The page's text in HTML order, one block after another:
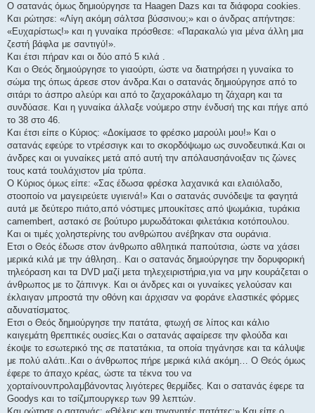
Ο σατανάς όμως δημιούργησε τα Haagen Dazs και τα διάφορα cookies.
Και ρώτησε: «Λίγη ακόμη σάλτσα βύσσινου;» και ο άνδρας απήντησε:
«Ευχαρίστως!» και η γυναίκα πρόσθεσε: «Παρακαλώ για μένα άλλη μια
ζεστή βάφλα με σαντιγύ!».
Και έτσι πήραν και οι δύο από 5 κιλά .
Και ο Θεός δημιούργησε το γιαούρτι, ώστε να διατηρήσει η γυναίκα το
σώμα της όπως άρεσε στον άνδρα.Και ο σατανάς δημιούργησε από το
σιτάρι το άσπρο αλεύρι και από το ζαχαροκάλαμο τη ζάχαρη και τα
συνδύασε. Και η γυναίκα άλλαξε νούμερο στην ένδυσή της και πήγε από
το 38 στο 46.
Και έτσι είπε ο Κύριος: «Δοκίμασε το φρέσκο μαρούλι μου!» Και ο
σατανάς εφεύρε το ντρέσσιγκ και το σκορδόψωμο ως συνοδευτικά.Και οι
άνδρες και οι γυναίκες μετά από αυτή την απόλαυσηάνοιξαν τις ζώνες
τους κατά τουλάχιστον μία τρύπα.
Ο Κύριος όμως είπε: «Σας έδωσα φρέσκα λαχανικά και ελαιόλαδο,
στοοποίο να μαγειρεύετε υγιεινά!» Και ο σατανάς συνόδεψε τα φαγητά
αυτά με δεύτερο πιάτο,από νόστιμες μπουκίτσες από ψωμάκια, τυράκια
camembert, αστακό σε βούτυρο μυρωδάτοκαι φιλετάκια κοτόπουλου.
Και οι τιμές χοληστερίνης του ανθρώπου ανέβηκαν στα ουράνια.
Ετσι ο Θεός έδωσε στον άνθρωπο αθλητικά παπούτσια, ώστε να χάσει
μερικά κιλά με την άθληση.. Και ο σατανάς δημιούργησε την δορυφορική
τηλεόραση και τα DVD μαζί μετα τηλεχειριστήρια,για να μην κουράζεται ο
άνθρωπος με το ζάπινγκ. Και οι άνδρες και οι γυναίκες γελούσαν και
έκλαιγαν μπροστά την οθόνη και άρχισαν να φοράνε ελαστικές φόρμες
αδυνατίσματος.
Ετσι ο Θεός δημιούργησε την πατάτα, φτωχή σε λίπος και κάλιο
καιγεμάτη θρεπτικές ουσίες.Και ο σατανάς αφαίρεσε την φλούδα και
έκοψε το εσωτερικό της σε πατατάκια, τα οποία τηγάνησε και τα κάλυψε
με πολύ αλάτι..Και ο άνθρωπος πήρε μερικά κιλά ακόμη… Ο Θεός όμως
έφερε το άπαχο κρέας, ώστε τα τέκνα του να
χορταίνουνπρολαμβάνοντας λιγότερες θερμίδες. Και ο σατανάς έφερε τα
Goodys και το τσίζμπουργκερ των 99 λεπτών.